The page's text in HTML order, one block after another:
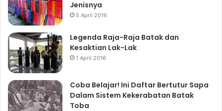
Jenisnya
5 April 2016
Legenda Raja-Raja Batak dan
Kesaktian Lak-Lak
1 April 2016
Coba Belajar! Ini Daftar Bertutur Sapa
Dalam Sistem Kekerabatan Batak
Toba